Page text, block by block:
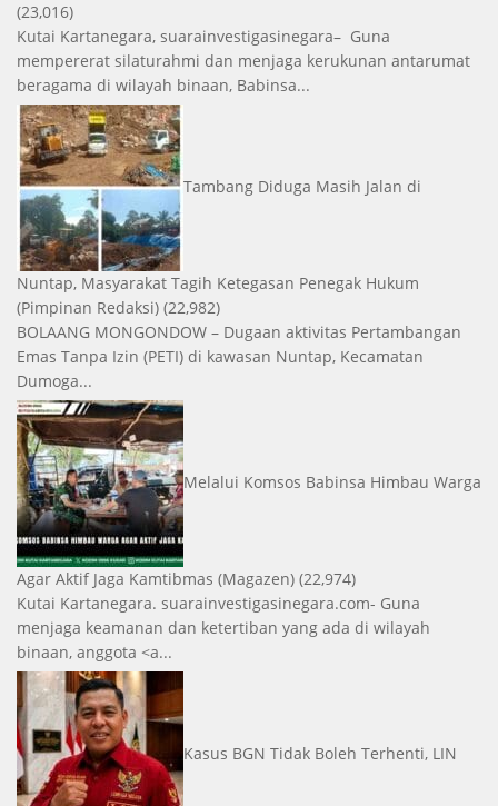
(23,016)
Kutai Kartanegara, suarainvestigasinegara– Guna
mempererat silaturahmi dan menjaga kerukunan antarumat
beragama di wilayah binaan, Babinsa...
Tambang Diduga Masih Jalan di
Nuntap, Masyarakat Tagih Ketegasan Penegak Hukum
(Pimpinan Redaksi) (22,982)
BOLAANG MONGONDOW – Dugaan aktivitas Pertambangan
Emas Tanpa Izin (PETI) di kawasan Nuntap, Kecamatan
Dumoga...
Melalui Komsos Babinsa Himbau Warga
Agar Aktif Jaga Kamtibmas (Magazen) (22,974)
Kutai Kartanegara. suarainvestigasinegara.com- Guna
menjaga keamanan dan ketertiban yang ada di wilayah
binaan, anggota <a...
Kasus BGN Tidak Boleh Terhenti, LIN